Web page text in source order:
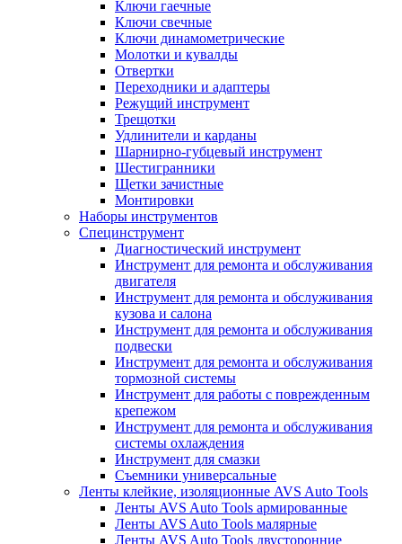
Ключи гаечные
Ключи свечные
Ключи динамометрические
Молотки и кувалды
Отвертки
Переходники и адаптеры
Режущий инструмент
Трещотки
Удлинители и карданы
Шарнирно-губцевый инструмент
Шестигранники
Щетки зачистные
Монтировки
Наборы инструментов
Специнструмент
Диагностический инструмент
Инструмент для ремонта и обслуживания
двигателя
Инструмент для ремонта и обслуживания
кузова и салона
Инструмент для ремонта и обслуживания
подвески
Инструмент для ремонта и обслуживания
тормозной системы
Инструмент для работы с поврежденным
крепежом
Инструмент для ремонта и обслуживания
системы охлаждения
Инструмент для смазки
Съемники универсальные
Ленты клейкие, изоляционные AVS Auto Tools
Ленты AVS Auto Tools армированные
Ленты AVS Auto Tools малярные
Ленты AVS Auto Tools двусторонние